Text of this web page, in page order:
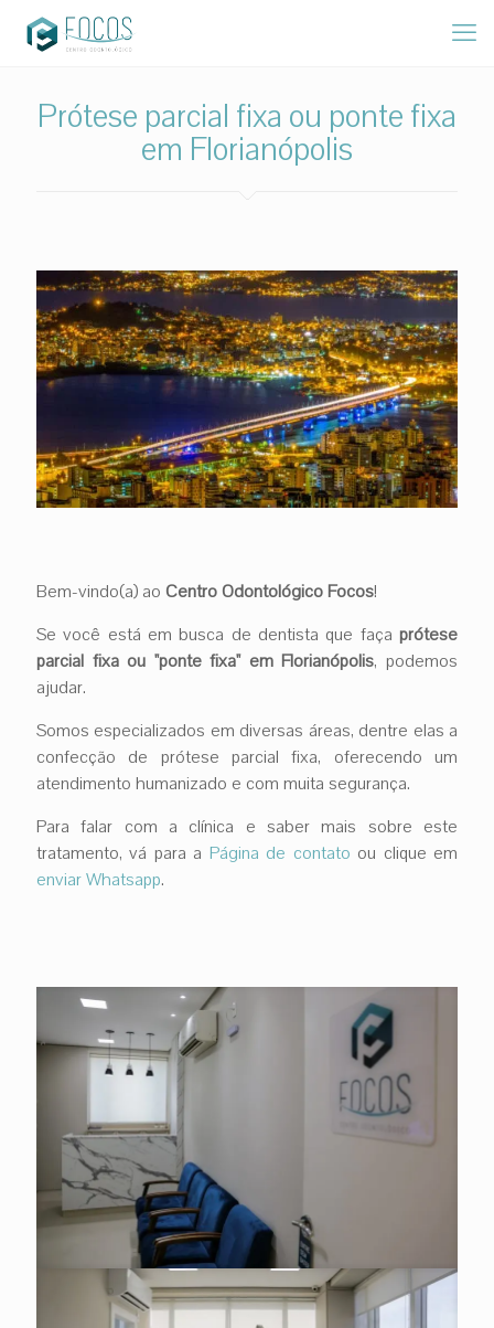
Prótese parcial fixa ou ponte fixa
em Florianópolis
Bem-vindo(a) ao Centro Odontológico Focos!
Se você está em busca de dentista que faça prótese
parcial fixa ou "ponte fixa" em Florianópolis, podemos
ajudar.
Somos especializados em diversas áreas, dentre elas a
confecção de prótese parcial fixa, oferecendo um
atendimento humanizado e com muita segurança.
Para falar com a clínica e saber mais sobre este
tratamento, vá para a Página de contato ou clique em
enviar Whatsapp.